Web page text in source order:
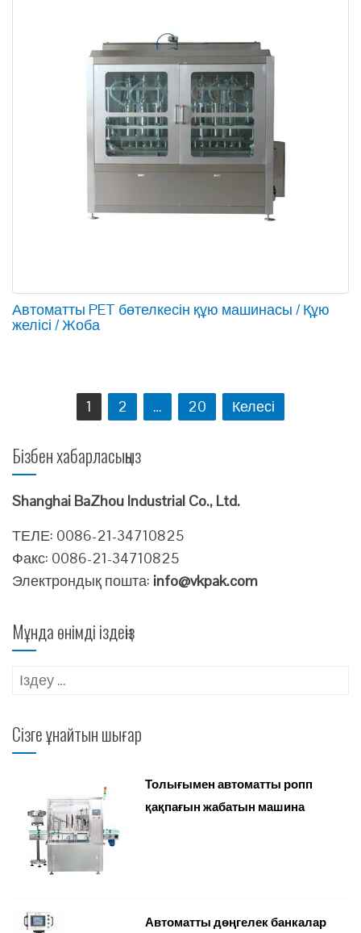
Автоматты PET бөтелкесін құю машинасы / Құю
желісі / Жоба
Жазбалар
навигациясы
1 2 … 20 Келесі
Бізбен хабарласыңыз
Shanghai BaZhou Industrial Co., Ltd.
ТЕЛЕ: 0086-21-34710825
Факс: 0086-21-34710825
Электрондық пошта: info@vkpak.com
Мұнда өнімді іздеңіз
Іздеу:
Сізге ұнайтын шығар
Толығымен автоматты ропп
қақпағын жабатын машина
Автоматты дөңгелек банкалар